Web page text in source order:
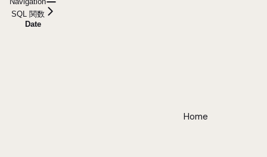
SQL 関数
Date
Home